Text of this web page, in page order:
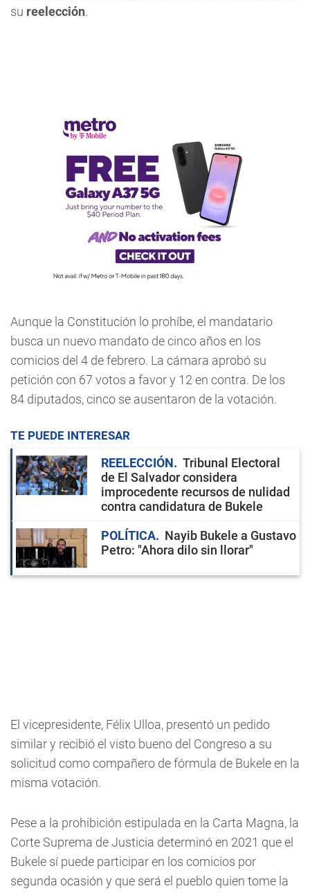
su reelección.
Aunque la Constitución lo prohíbe, el mandatario
busca un nuevo mandato de cinco años en los
comicios del 4 de febrero. La cámara aprobó su
petición con 67 votos a favor y 12 en contra. De los
84 diputados, cinco se ausentaron de la votación.
TE PUEDE INTERESAR
REELECCIÓN
Tribunal Electoral
de El Salvador considera
improcedente recursos de nulidad
contra candidatura de Bukele
POLÍTICA
Nayib Bukele a Gustavo
Petro: "Ahora dilo sin llorar"
El vicepresidente, Félix Ulloa, presentó un pedido
similar y recibió el visto bueno del Congreso a su
solicitud como compañero de fórmula de Bukele en la
misma votación.
Pese a la prohibición estipulada en la Carta Magna, la
Corte Suprema de Justicia determinó en 2021 que el
Bukele sí puede participar en los comicios por
segunda ocasión y que será el pueblo quien tome la